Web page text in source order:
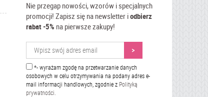
Nie przegap nowości, wzorów i specjalnych
promocji! Zapisz się na newsletter iodbierz
rabat -5% na pierwsze zakupy!
*- wyrażam zgodę na przetwarzanie danych
osobowych w celu otrzymywania na podany adres e-
mail informacji handlowych, zgodnie z Polityką
prywatności.